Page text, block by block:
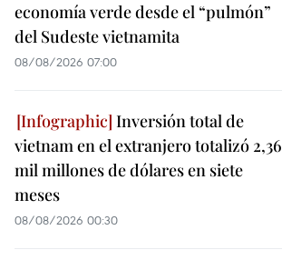
economía verde desde el “pulmón”
del Sudeste vietnamita
08/08/2026 07:00
Inversión total de
vietnam en el extranjero totalizó 2,36
mil millones de dólares en siete
meses
08/08/2026 00:30